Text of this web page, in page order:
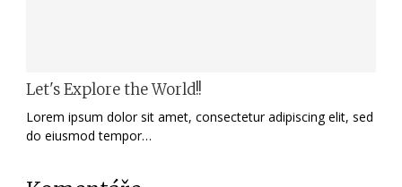
Let's Explore the World!!
Lorem ipsum dolor sit amet, consectetur adipiscing elit, sed
do eiusmod tempor…